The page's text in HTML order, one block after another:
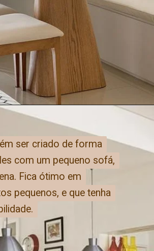
ser criado de forma
com um pequeno sofá,
Fica ótimo em
pequenos, e que tenha
ser criado de forma
com um pequeno sofá,
Fica ótimo em
pequenos, e que tenha